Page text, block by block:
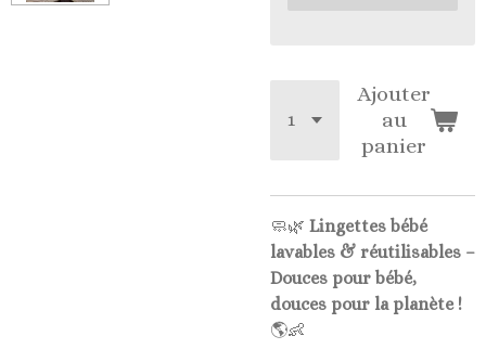
Ajouter
au
panier
🧼🌿 Lingettes bébé
lavables & réutilisables –
Douces pour bébé,
douces pour la planète !
🌎👶